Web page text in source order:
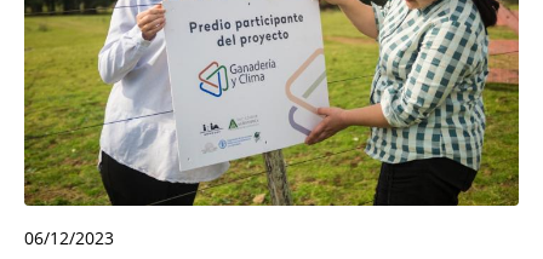
06/12/2023